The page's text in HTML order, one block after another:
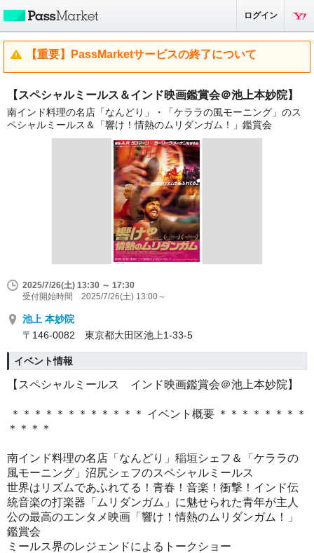
ログイン
【重要】PassMarketサービスの終了について
【スペシャルミールス＆インド映画鑑賞会＠池上本妙院】
南インド料理の名店「なんどり」・「ケララの風モーニング」のス
ペシャルミールス＆「響け！情熱のムリダンガム！」鑑賞会
2025/7/26(土) 13:30 ～ 17:30
受付開始時間 2025/7/26(土) 13:00～
池上 本妙院
〒146-0082 東京都大田区池上1-33-5
イベント情報
【スペシャルミールス インド映画鑑賞会＠池上本妙院】
＊＊＊＊＊＊＊＊＊＊＊＊ イベント概要 ＊＊＊＊＊＊＊＊
＊＊＊＊
南インド料理の名店「なんどり」稲垣シェフ＆「ケララの
風モーニング」沼尻シェフのスペシャルミールス
世界はリズムであふれてる！青春！音楽！衝撃！インド伝
統音楽の打楽器「ムリダンガム」に魅せられた青年が主人
公の最高のエンタメ映画「響け！情熱のムリダンガム！」
鑑賞会
ミールス界のレジェンドによるトークショー